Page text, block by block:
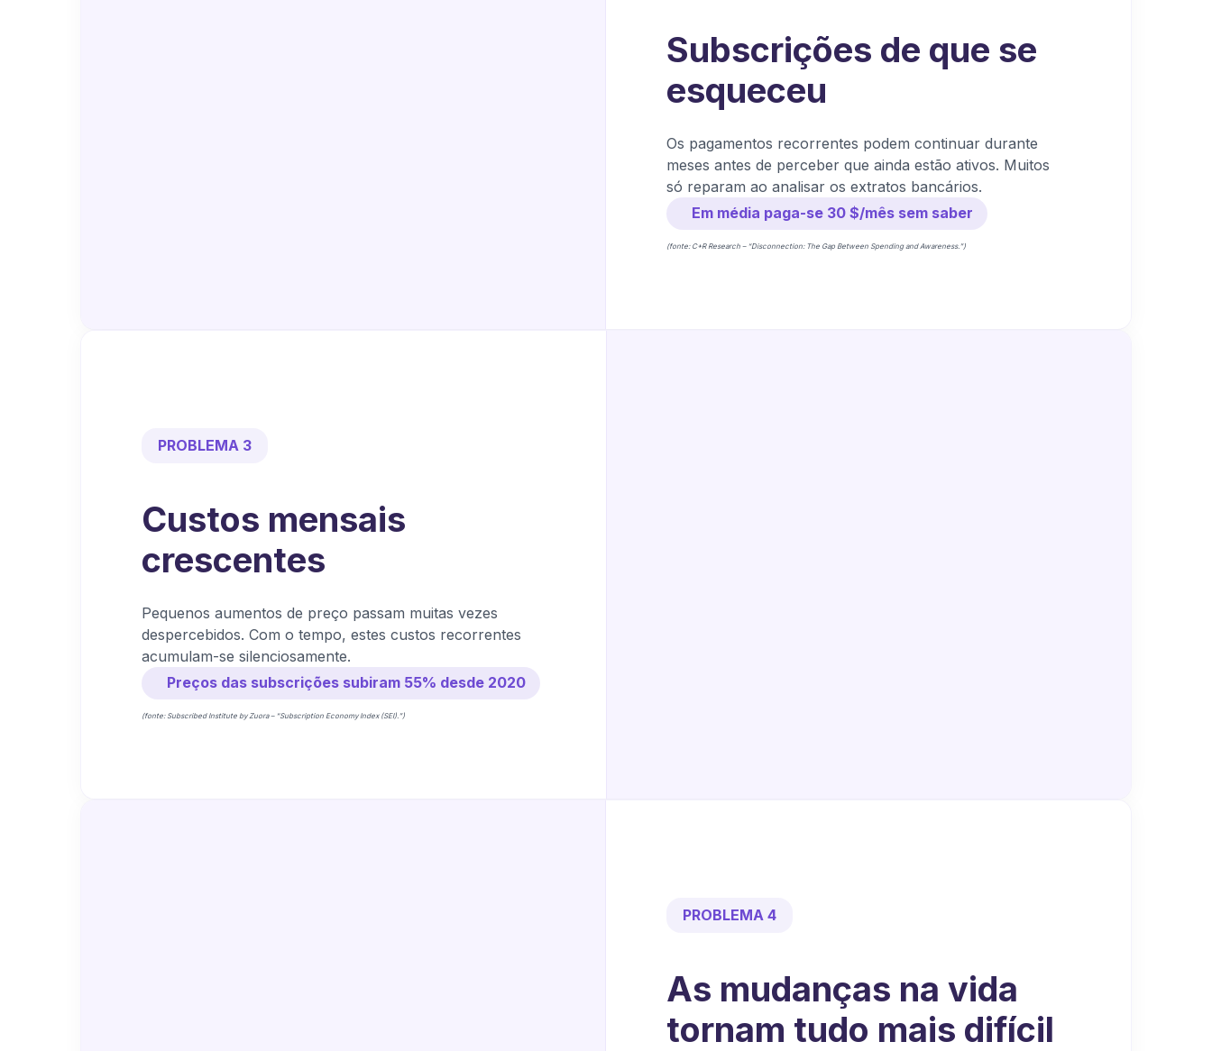
Subscrições de que se
esqueceu
Os pagamentos recorrentes podem continuar durante
meses antes de perceber que ainda estão ativos. Muitos
só reparam ao analisar os extratos bancários.
Em média paga-se 30 $/mês sem saber
(fonte: C+R Research – “Disconnection: The Gap Between Spending and Awareness.”)
PROBLEMA 3
Custos mensais
crescentes
Pequenos aumentos de preço passam muitas vezes
despercebidos. Com o tempo, estes custos recorrentes
acumulam-se silenciosamente.
Preços das subscrições subiram 55% desde 2020
(fonte: Subscribed Institute by Zuora – “Subscription Economy Index (SEI).”)
PROBLEMA 4
As mudanças na vida
tornam tudo mais difícil